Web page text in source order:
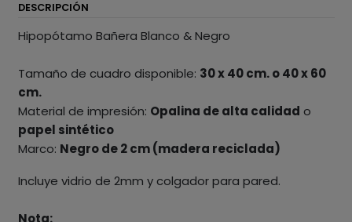
DESCRIPCIÓN
Hipopótamo Bañera Blanco & Negro
Tamaño de cuadro disponible: 30 x 40 cm. o 40 x 60
cm.
Material de impresión: Opalina de alta calidad o
papel sintético
Marco: Negro de 2 cm (madera reciclada)
Incluye vidrio de 2mm y colgador para pared.
Nota: